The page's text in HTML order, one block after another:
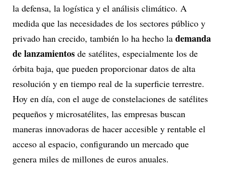
la defensa, la logística y el análisis climático. A
medida que las necesidades de los sectores público y
privado han crecido, también lo ha hecho la demanda
de lanzamientos de satélites, especialmente los de
órbita baja, que pueden proporcionar datos de alta
resolución y en tiempo real de la superficie terrestre.
Hoy en día, con el auge de constelaciones de satélites
pequeños y microsatélites, las empresas buscan
maneras innovadoras de hacer accesible y rentable el
acceso al espacio, configurando un mercado que
genera miles de millones de euros anuales.